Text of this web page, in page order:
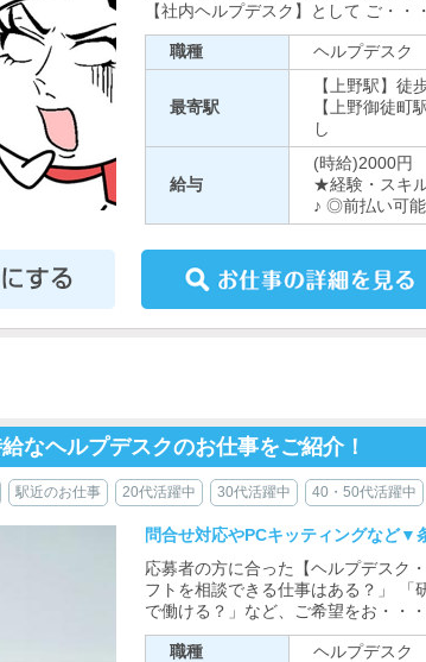
【社内ヘルプデスク】として ご・・・
職種 ヘルプデスク
最寄駅
【上野駅】徒
【上野御徒
し
給与
(時給)2000円
★経験・スキ
♪ ◎前払い可
なヘルプデスクのお仕事をご紹介！
駅近のお仕事 20代活躍中 30代活躍中 40・50代活躍中
問合せ対応やPCキッティングなど▼
応募者の方に合った【ヘルプデスク
フトを相談できる仕事はある？」 「
で働ける？」など、ご希望をお・・・
職種 ヘルプデスク